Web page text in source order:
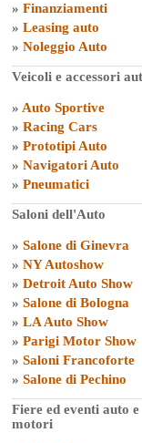
» Finanziamenti
» Leasing auto
» Noleggio Auto
Veicoli e accessori
» Auto Sportive
» Racing Cars
» Prototipi Auto
» Navigatori Auto
» Pneumatici
Saloni dell'Auto
» Salone di Ginevra
» NY Autoshow
» Detroit Auto Show
» Salone di Bologna
» LA Auto Show
» Parigi Motor Show
» Saloni Francoforte
» Salone di Pechino
Fiere ed eventi auto e
motori